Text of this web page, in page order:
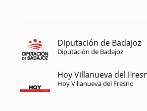
Diputación de Badajoz
Diputación de Badajoz
Hoy Villanueva del
Hoy Villanueva del Fresno